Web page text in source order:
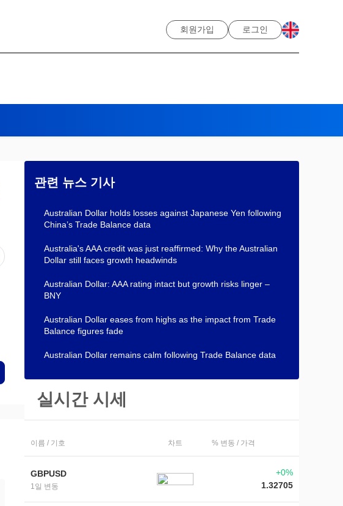
회원가입 로그인
관련 뉴스 기사
Australian Dollar holds losses against Japanese Yen following
China’s Trade Balance data
Australia's AAA credit was just reaffirmed: Why the Australian
Dollar still faces growth headwinds
Australian Dollar: AAA rating intact but growth risks linger –
BNY
Australian Dollar eases from highs as the impact from Trade
Balance figures fade
Australian Dollar remains calm following Trade Balance data
실시간 시세
이름 / 기호 차트 % 변동 / 가격
GBPUSD
1일 변동
+0%
1.32705